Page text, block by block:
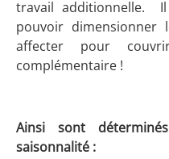
travail additionnelle.
pouvoir dimensionner
affecter pour
complémentaire !
Ainsi sont
saisonnalité :